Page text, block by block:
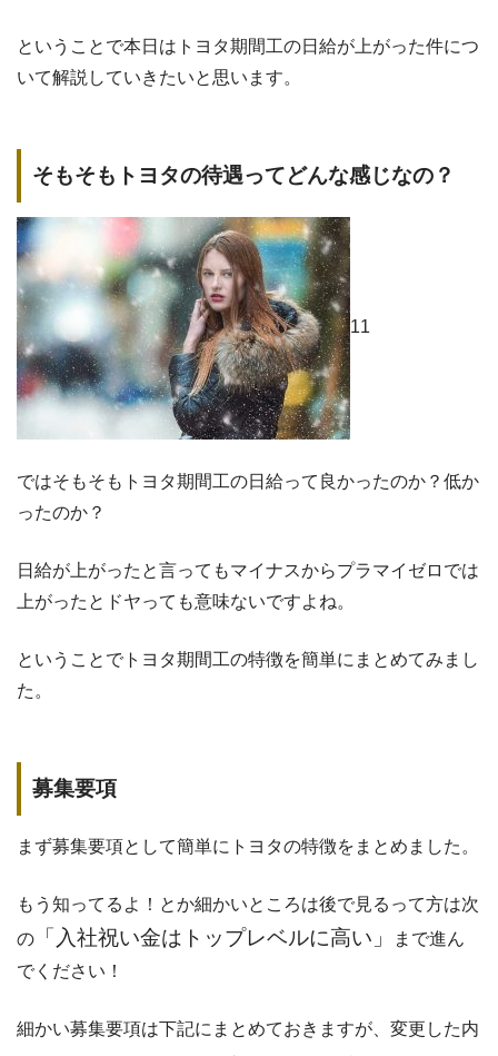
ということで本日はトヨタ期間工の日給が上がった件につ
いて解説していきたいと思います。
そもそもトヨタの待遇ってどんな感じなの？
11
ではそもそもトヨタ期間工の日給って良かったのか？低か
ったのか？
日給が上がったと言ってもマイナスからプラマイゼロでは
上がったとドヤっても意味ないですよね。
ということでトヨタ期間工の特徴を簡単にまとめてみまし
た。
募集要項
まず募集要項として簡単にトヨタの特徴をまとめました。
もう知ってるよ！とか細かいところは後で見るって方は次
の
「入社祝い金はトップレベルに高い」
まで進ん
でください！
細かい募集要項は下記にまとめておきますが、変更した内